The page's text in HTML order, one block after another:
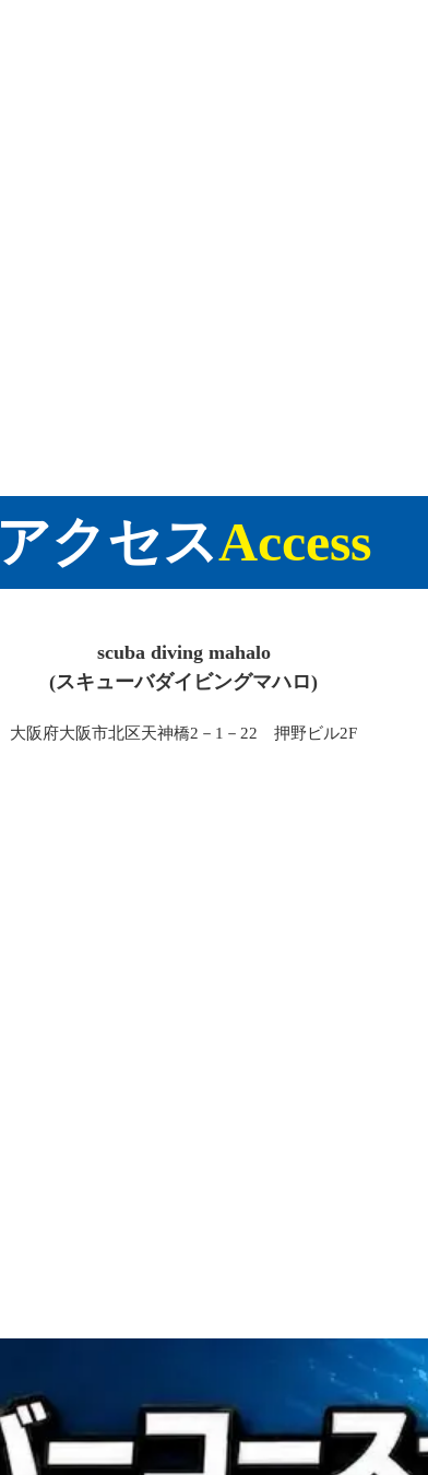
アクセスAccess
scuba diving mahalo
(スキューバダイビングマハロ)
大阪府大阪市北区天神橋2－1－22 押野ビル2F